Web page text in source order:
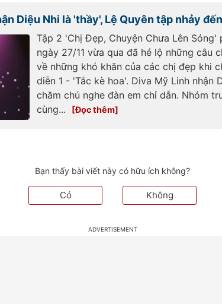
Diệu Nhi là 'thầy', Lệ Quyên tập nhảy
Tập 2 'Chị Đẹp, Chuyện Chưa Lên Sóng'
ngày 27/11 vừa qua đã hé lộ những câu
về những khó khăn của các chị đẹp khi
diễn 1 - 'Tắc kè hoa'. Diva Mỹ Linh nhận
chăm chú nghe đàn em chỉ dẫn. Nhóm
cùng...
Bạn thấy bài viết này có hữu ích không?
Có Không